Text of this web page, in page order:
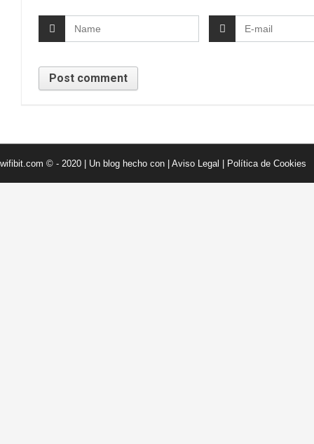
wifibit.com © - 2020 | Un blog hecho con Aviso Legal Política de Cookies